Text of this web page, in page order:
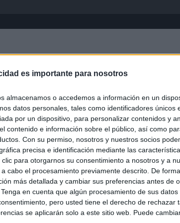
es importante para nosotros
almacenamos o accedemos a información en un
datos personales, tales como identificadores únicos
por un dispositivo, para personalizar contenidos y
contenido e información sobre el público, así como
Con su permiso, nosotros y nuestros socios
precisa e identificación mediante las
para otorgarnos su consentimiento a nosotros y a
cabo el procesamiento previamente descrito. De
más detallada y cambiar sus preferencias antes de
en cuenta que algún procesamiento de sus
pero usted tiene el derecho de rechazar
se aplicarán solo a este sitio web. Puede
Inicio
y estrecha la coordinación con Marruecos
frontera
por la acogida de los menores de Ceuta en las
del